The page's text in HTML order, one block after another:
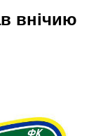
внічию